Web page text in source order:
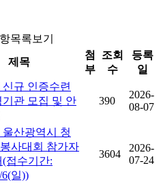
목록보기
제목
첨
부
조회
수
등록
일
규 인증수련
기관 모집 및 안
390
2026-
08-07
울산광역시 청
사대회 참가자
(접수기간:
6(일))
3604
2026-
07-24